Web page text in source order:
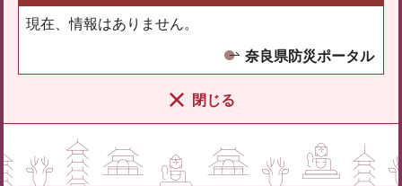
現在、情報はありません。
奈良県防災ポータル
閉じる